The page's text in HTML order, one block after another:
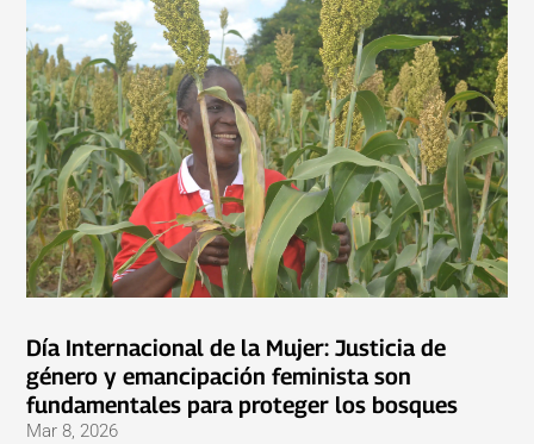
Día Internacional de la Mujer: Justicia de
género y emancipación feminista son
fundamentales para proteger los bosques
Mar 8, 2026